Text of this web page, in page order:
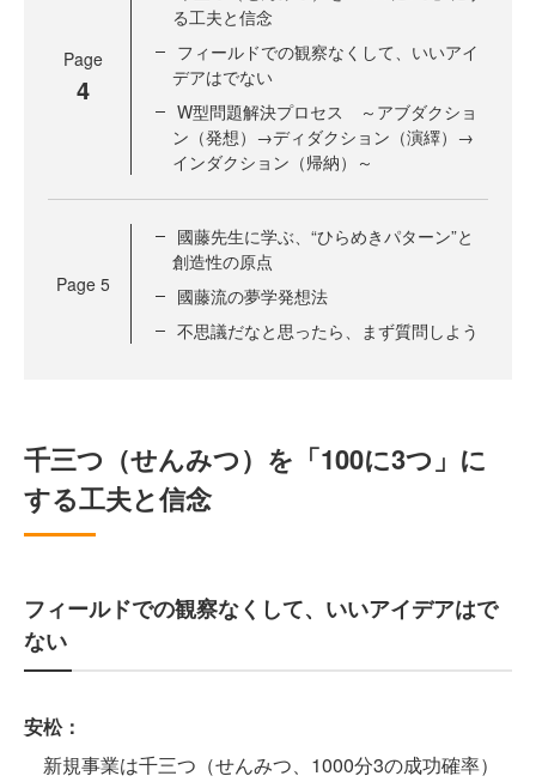
Page
4
る工夫と信念
フィールドでの観察なくして、いいアイ
デアはでない
W型問題解決プロセス ～アブダクショ
ン（発想）→ディダクション（演繹）→
インダクション（帰納）～
Page 5
國藤先生に学ぶ、“ひらめきパターン”と
創造性の原点
國藤流の夢学発想法
不思議だなと思ったら、まず質問しよう
千三つ（せんみつ）を「100に3つ」に
する工夫と信念
フィールドでの観察なくして、いいアイデアはで
ない
安松：
新規事業は千三つ（せんみつ、1000分3の成功確率）